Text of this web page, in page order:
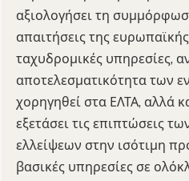
αξιολογήσει τη
απαιτήσεις της
ταχυδρομικές υπηρεσίες,
αποτελεσματικότητα των
χορηγηθεί στα ΕΛΤΑ, αλλά
εξετάσει τις επιπτώσεις
ελλείψεων στην ισότιμη
βασικές υπηρεσίες σε